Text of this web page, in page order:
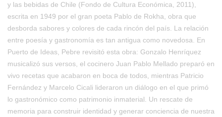
y las bebidas de Chile (Fondo de Cultura Económica, 2011),
escrita en 1949 por el gran poeta Pablo de Rokha, obra que
desborda sabores y colores de cada rincón del país. La relación
entre poesía y gastronomía es tan antigua como novedosa. En
Puerto de Ideas, Pebre revisitó esta obra: Gonzalo Henríquez
musicalizó sus versos, el cocinero Juan Pablo Mellado preparó en
vivo recetas que acabaron en boca de todos, mientras Patricio
Fernández y Marcelo Cicali lideraron un diálogo en el que primó
lo gastronómico como patrimonio inmaterial. Un rescate de
memoria para construir identidad y generar conciencia de nuestra